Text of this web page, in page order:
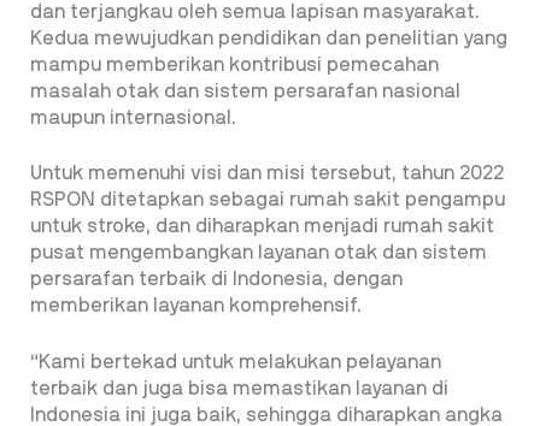
dan terjangkau oleh semua lapisan masyarakat.
Kedua mewujudkan pendidikan dan penelitian yang
mampu memberikan kontribusi pemecahan
masalah otak dan sistem persarafan nasional
maupun internasional.
Untuk memenuhi visi dan misi tersebut, tahun 2022
RSPON ditetapkan sebagai rumah sakit pengampu
untuk stroke, dan diharapkan menjadi rumah sakit
pusat mengembangkan layanan otak dan sistem
persarafan terbaik di Indonesia, dengan
memberikan layanan komprehensif.
“Kami bertekad untuk melakukan pelayanan
terbaik dan juga bisa memastikan layanan di
Indonesia ini juga baik, sehingga diharapkan angka